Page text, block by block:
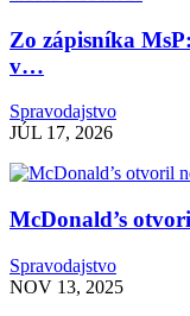
Zo zápisníka
v…
Spravodajstvo
JÚL 17, 2026
McDonald’s
Spravodajstvo
NOV 13, 2025